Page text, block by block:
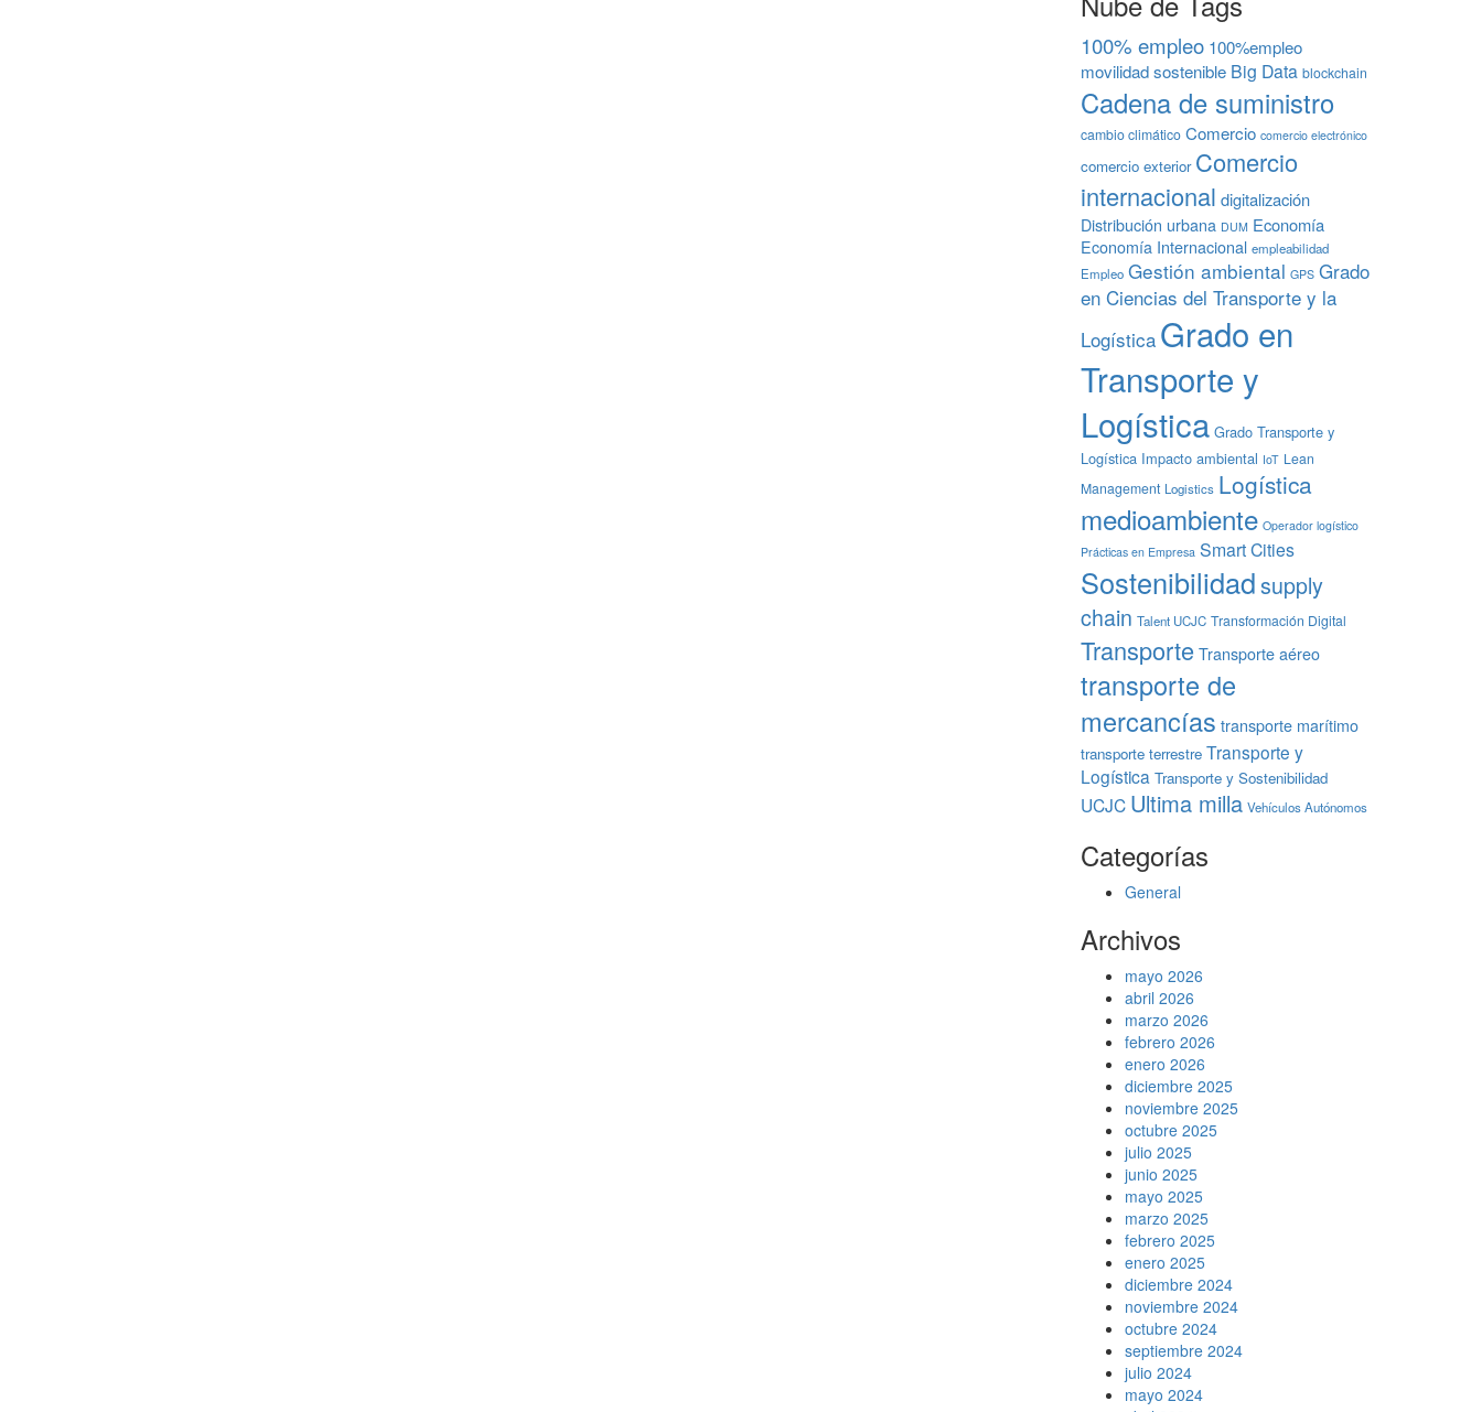
100% empleo 100%empleo
movilidad sostenible Big Data blockchain
Cadena de suministro
cambio climático Comercio comercio electrónico
comercio exterior Comercio
internacional digitalización
Distribución urbana DUM Economía
Economía Internacional empleabilidad
Empleo Gestión ambiental GPS Grado
en Ciencias del Transporte y la
Logística Grado en
Transporte y
Logística Grado Transporte y
Logística Impacto ambiental IoT Lean
Management Logistics Logística
medioambiente Operador logístico
Prácticas en Empresa Smart Cities
Sostenibilidadsupply
chain Talent UCJC Transformación Digital
Transporte Transporte aéreo
transporte de
mercancías transporte marítimo
transporte terrestre Transporte y
Logística Transporte y Sostenibilidad
UCJC Ultima milla Vehículos Autónomos
Categorías
General
Archivos
mayo 2026
abril 2026
marzo 2026
febrero 2026
enero 2026
diciembre 2025
noviembre 2025
octubre 2025
julio 2025
junio 2025
mayo 2025
marzo 2025
febrero 2025
enero 2025
diciembre 2024
noviembre 2024
octubre 2024
septiembre 2024
julio 2024
mayo 2024